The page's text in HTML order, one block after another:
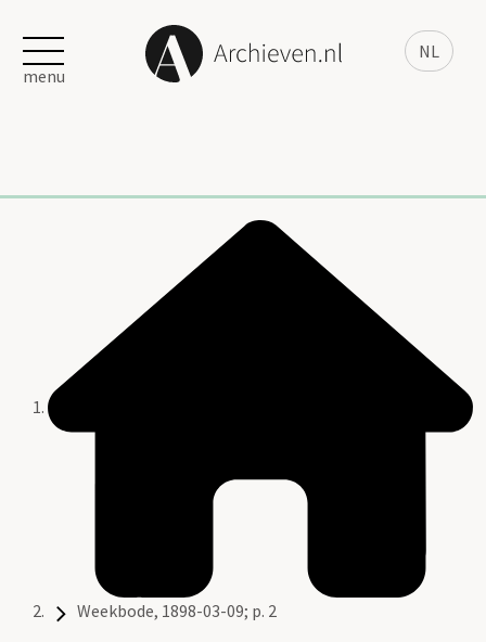
NL
menu
Weekbode, 1898-03-09; p. 2